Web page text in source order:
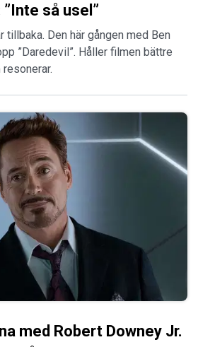
så usel”
tillbaka. Den här gången med Ben
”Daredevil”. Håller filmen bättre
med Robert Downey Jr.